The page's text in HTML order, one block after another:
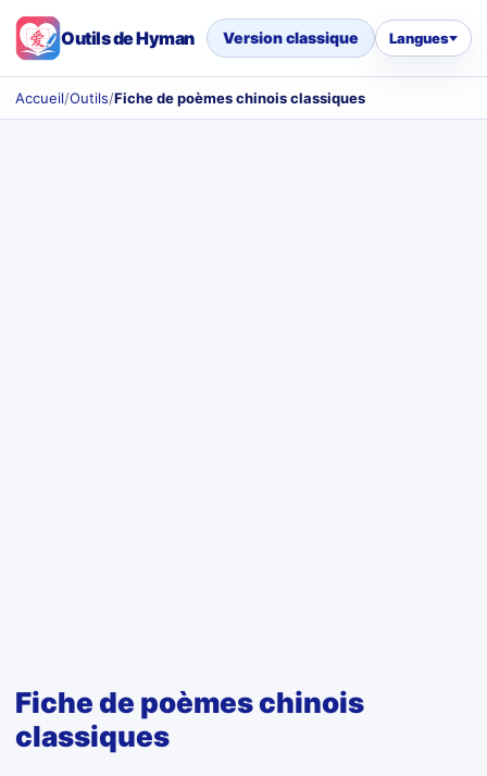
Outils de Hyman Version classique Langues
Accueil/Outils/Fiche de poèmes chinois classiques
Fiche de poèmes chinois
classiques